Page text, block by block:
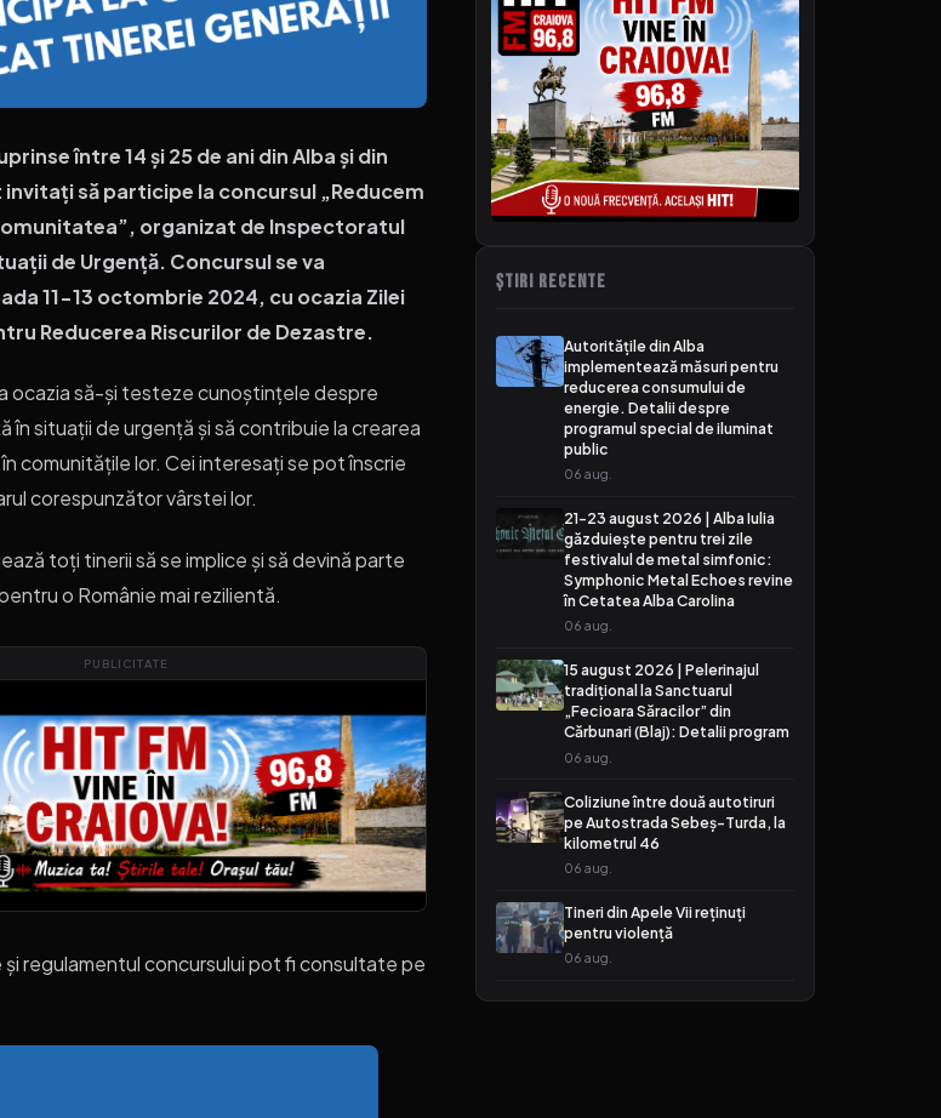
între 14 și 25 de ani din Alba și din
să participe la concursul „Reducem
organizat de Inspectoratul
de Urgență. Concursul se va
11-13 octombrie 2024, cu ocazia Zilei
Reducerea Riscurilor de Dezastre.
ocazia să-și testeze cunoștințele despre
în situații de urgență și să contribuie la crearea
în comunitățile lor. Cei interesați se pot înscrie
corespunzător vârstei lor.
toți tinerii să se implice și să devină parte
o Românie mai rezilientă.
PUBLICITATE
regulamentul concursului pot fi consultate pe
ȘTIRI RECENTE
Autoritățile din Alba
implementează măsuri pentru
reducerea consumului de
energie. Detalii despre
programul special de iluminat
public
06 aug.
21-23 august 2026 | Alba Iulia
găzduiește pentru trei zile
festivalul de metal simfonic:
Symphonic Metal Echoes revine
în Cetatea Alba Carolina
06 aug.
15 august 2026 | Pelerinajul
tradițional la Sanctuarul
„Fecioara Săracilor” din
Cărbunari (Blaj): Detalii program
06 aug.
Coliziune între două autotiruri
pe Autostrada Sebeș-Turda, la
kilometrul 46
06 aug.
Tineri din Apele Vii reținuți
pentru violență
06 aug.